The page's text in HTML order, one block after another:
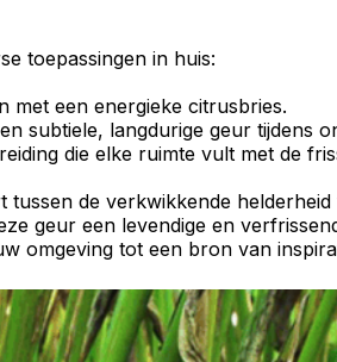
toepassingen in huis:
met een energieke citrusbries.
subtiele, langdurige geur tijdens
die elke ruimte vult met de
tussen de verkwikkende
geur een levendige en
omgeving tot een bron van